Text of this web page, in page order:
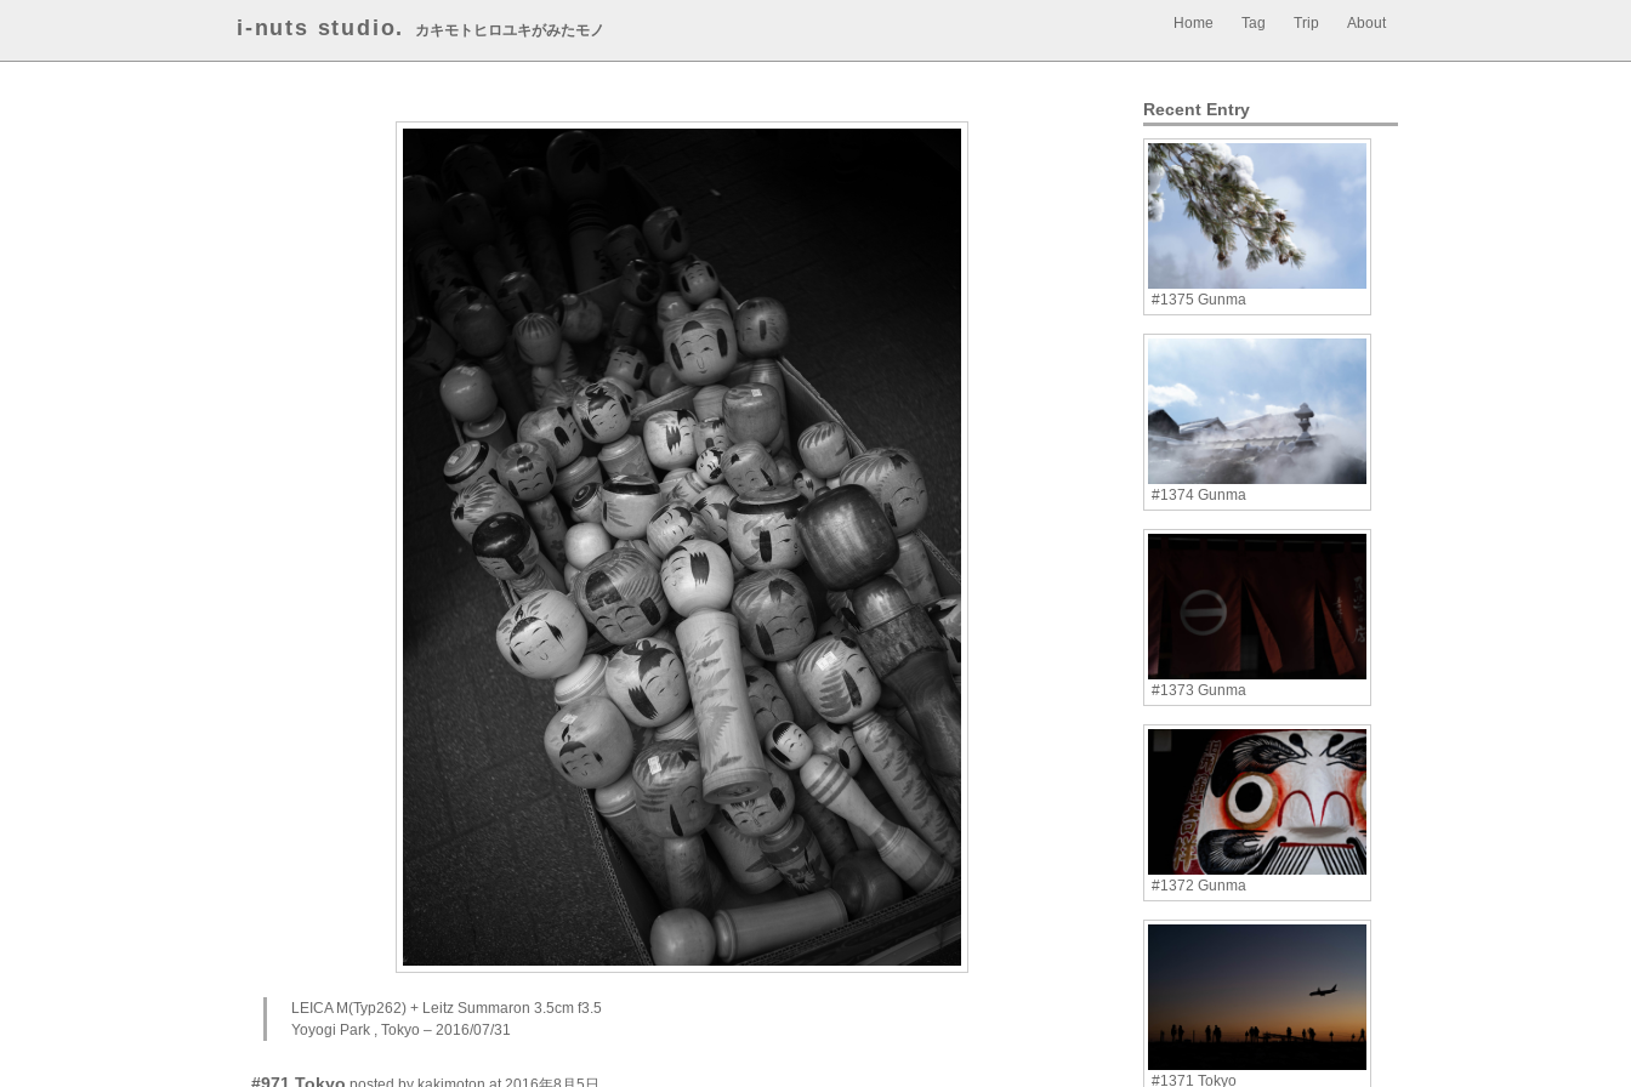
i-nuts studio. カキモトヒロユキがみたモノ Home Tag Trip About
LEICA M(Typ262) + Leitz Summaron 3.5cm f3.5
Yoyogi Park , Tokyo – 2016/07/31
Recent Entry
#1375 Gunma
#1374 Gunma
#1373 Gunma
#1372 Gunma
#1371 Tokyo